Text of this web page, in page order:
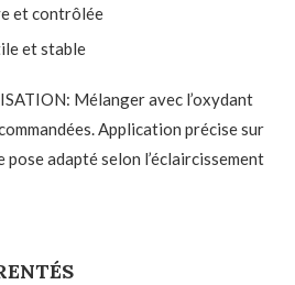
et contrôlée
et stable
Mélanger avec l’oxydant
Application précise sur
pose adapté selon l’éclaircissement